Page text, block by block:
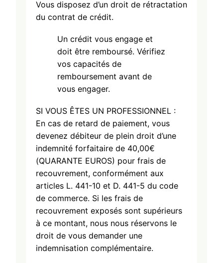
Vous disposez d’un droit de rétractation
du contrat de crédit.
Un crédit vous engage et
doit être remboursé. Vérifiez
vos capacités de
remboursement avant de
vous engager.
SI VOUS ÊTES UN PROFESSIONNEL :
En cas de retard de paiement, vous
devenez débiteur de plein droit d’une
indemnité forfaitaire de 40,00€
(QUARANTE EUROS) pour frais de
recouvrement, conformément aux
articles L. 441-10 et D. 441-5 du code
de commerce. Si les frais de
recouvrement exposés sont supérieurs
à ce montant, nous nous réservons le
droit de vous demander une
indemnisation complémentaire.